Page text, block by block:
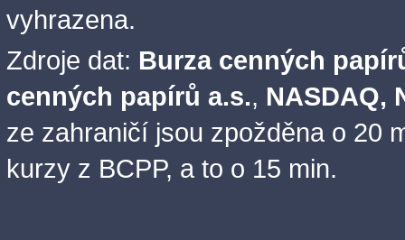
vyhrazena.
Zdroje dat: Burza cenných
cenných papírů a.s., NASDAQ,
ze zahraničí jsou zpožděna o 20
kurzy z BCPP, a to o 15 min.